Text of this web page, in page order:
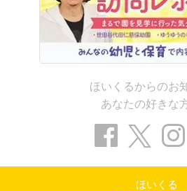
ほいくるからのお
あなたの好きな
ほいくる